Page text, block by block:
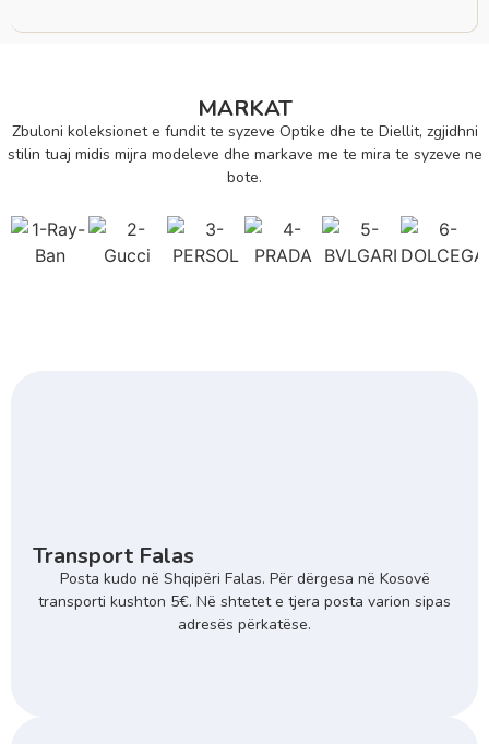
MARKAT
Zbuloni koleksionet e fundit te syzeve Optike dhe te Diellit, zgjidhni
stilin tuaj midis mijra modeleve dhe markave me te mira te syzeve ne
bote.
Transport Falas
Posta kudo në Shqipëri Falas. Për dërgesa në Kosovë
transporti kushton 5€. Në shtetet e tjera posta varion sipas
adresës përkatëse.